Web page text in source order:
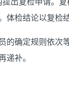
出复检申请。
体检结论以复检
的确定规则依次
递补。